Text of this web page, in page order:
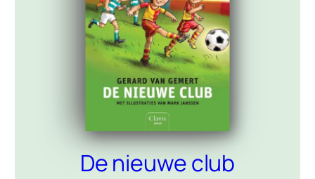
De nieuwe club